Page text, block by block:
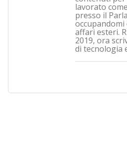
lavorato
presso il
affari esteri.
2019, ora
di tecnologia